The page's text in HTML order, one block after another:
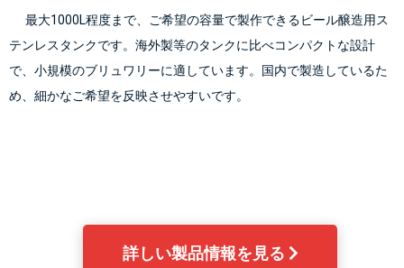
テンレスタンクです。海外製等のタンクに比べコンパクトな設計
で、小規模のブリュワリーに適しています。国内で製造しているた
め、細かなご希望を反映させやすいです。
詳しい製品情報を見る